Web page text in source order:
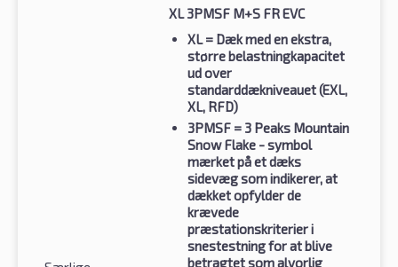
XL 3PMSF M+S FR EVC
XL= Dæk med en ekstra,
større belastningkapacitet
ud over
standarddækniveauet (EXL,
XL, RFD)
3PMSF = 3 Peaks Mountain
Snow Flake - symbol
mærket på et dæks
sidevæg som indikerer, at
dækket opfylder de
krævede
præstationskriterier i
snestestning for at blive
betragtet som alvorlig